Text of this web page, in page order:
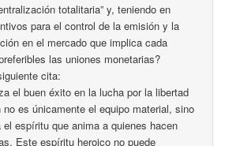
totalitaria” y, teniendo en
para el control de la emisión y la
en el mercado que implica cada
las uniones monetarias?
cita:
el buen éxito en la lucha por la libertad
es únicamente el equipo material, sino
el espíritu que anima a quienes hacen
Este espíritu heroico no puede